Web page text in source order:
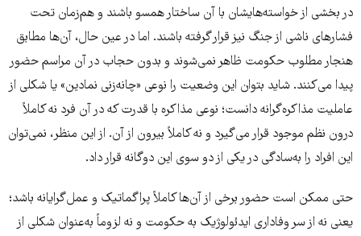
در بخشی از خواسته‌هایشان با آن ساختار همسو باشند و هم‌زمان تحت
فشارهای ناشی از جنگ نیز قرار گرفته باشند. اما در عین حال، آن‌ها مطابق
هنجار مطلوب حکومت ظاهر نمی‌شوند و بدون حجاب در آن مراسم حضور
پیدا می‌کنند. شاید بتوان این وضعیت را نوعی «چانه‌زنی نمادین» یا شکلی از
عاملیت مذاکره‌گرانه دانست؛ نوعی مذاکره با قدرت که در آن فرد نه کاملاً
درون نظم موجود قرار می‌گیرد و نه کاملاً بیرون از آن. از این منظر، نمی‌توان
این افراد را به‌سادگی در یکی از دو سوی این دوگانه قرار داد.
حتی ممکن است حضور برخی از آن‌ها کاملاً پراگماتیک و عمل‌گرایانه باشد؛
یعنی نه از سر وفاداری ایدئولوژیک به حکومت و نه لزوماً به‌عنوان شکلی از